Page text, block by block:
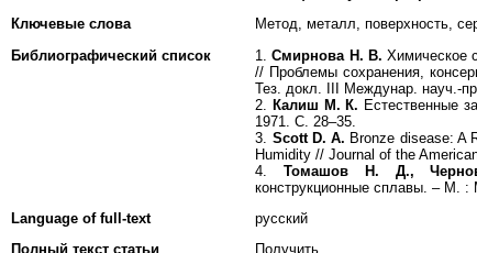
Ключевые слова
Метод, металл, поверхность,
Библиографический список
1.Смирнова Н. В. Химическое
// Проблемы сохранения,
Тез. докл. III Междунар. науч.-
2. Калиш М. К. Естественные
1971. С. 28–35.
3. Scott D. A. Bronze disease: A
Humidity // Journal of the
4.Томашов Н. Д.,
конструкционные сплавы. – М. :
Language of full-text
русский
Полный текст статьи
Получить